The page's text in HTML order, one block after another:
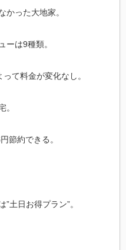
かった大地家。
ーは9種類。
て料金が変化なし。
。
節約できる。
土日お得プラン”。